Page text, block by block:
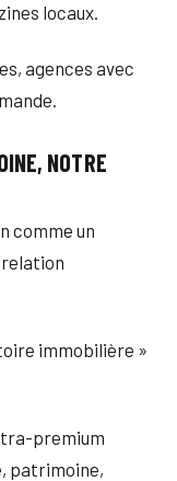
locaux.
agences avec
NOTRE
comme un
relation
immobilière »
premium
patrimoine,